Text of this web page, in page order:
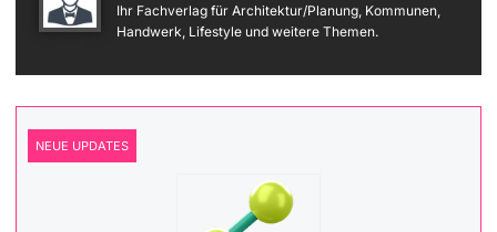
Ihr Fachverlag für Architektur/Planung, Kommunen,
Handwerk, Lifestyle und weitere Themen.
NEUE UPDATES